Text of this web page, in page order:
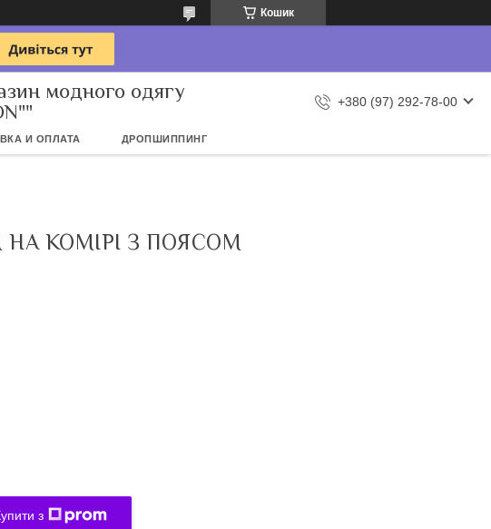
Кошик
модного одягу
+380 (97) 292-78-00
И ОПЛАТА ДРОПШИППИНГ
КОМІРІ З ПОЯСОМ
з